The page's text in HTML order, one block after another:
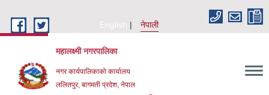
English
नेपाली
महालक्ष्मी नगरपालिका
नगर कार्यपालिकाको कार्यालय
ललितपुर, बागमती प्रदेश, नेपाल